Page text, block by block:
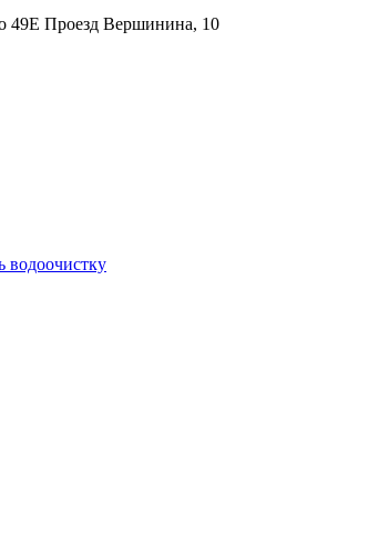
49Е Проезд Вершинина, 10
водоочистку